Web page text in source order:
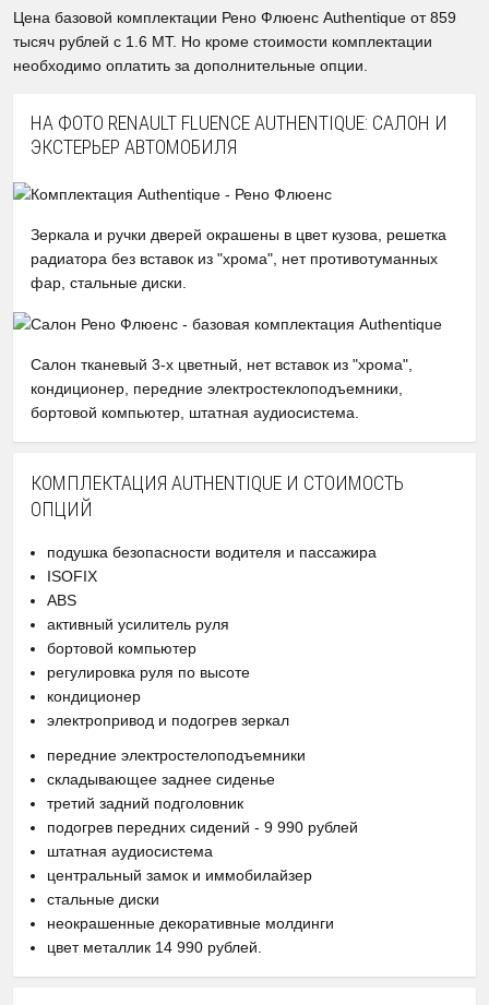
Цена базовой комплектации Рено Флюенс Authentique от 859
тысяч рублей с 1.6 МТ. Но кроме стоимости комплектации
необходимо оплатить за дополнительные опции.
НА ФОТО RENAULT FLUENCE AUTHENTIQUE: САЛОН И
ЭКСТЕРЬЕР АВТОМОБИЛЯ
Зеркала и ручки дверей окрашены в цвет кузова, решетка
радиатора без вставок из "хрома", нет противотуманных
фар, стальные диски.
Салон тканевый 3-х цветный, нет вставок из "хрома",
кондиционер, передние электростеклоподъемники,
бортовой компьютер, штатная аудиосистема.
КОМПЛЕКТАЦИЯ AUTHENTIQUE И СТОИМОСТЬ
ОПЦИЙ
подушка безопасности водителя и пассажира
ISOFIX
ABS
активный усилитель руля
бортовой компьютер
регулировка руля по высоте
кондиционер
электропривод и подогрев зеркал
передние электростелоподъемники
складывающее заднее сиденье
третий задний подголовник
подогрев передних сидений - 9 990 рублей
штатная аудиосистема
центральный замок и иммобилайзер
стальные диски
неокрашенные декоративные молдинги
цвет металлик 14 990 рублей.